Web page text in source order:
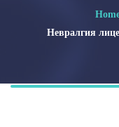
Невралгия